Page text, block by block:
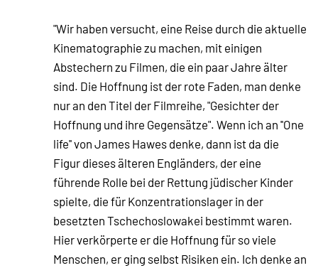
"Wir haben versucht, eine Reise durch die aktuelle
Kinematographie zu machen, mit einigen
Abstechern zu Filmen, die ein paar Jahre älter
sind. Die Hoffnung ist der rote Faden, man denke
nur an den Titel der Filmreihe, "Gesichter der
Hoffnung und ihre Gegensätze". Wenn ich an ''One
life'' von James Hawes denke, dann ist da die
Figur dieses älteren Engländers, der eine
führende Rolle bei der Rettung jüdischer Kinder
spielte, die für Konzentrationslager in der
besetzten Tschechoslowakei bestimmt waren.
Hier verkörperte er die Hoffnung für so viele
Menschen, er ging selbst Risiken ein. Ich denke an